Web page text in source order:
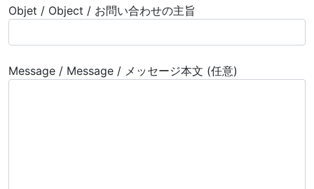
Objet / Object / お問い合わせの主旨
Message / Message / メッセージ本文 (任意)